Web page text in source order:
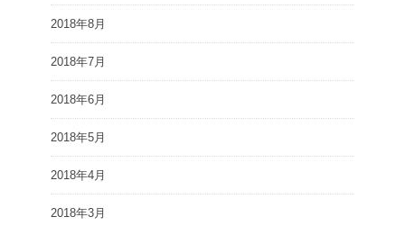
2018年8月
2018年7月
2018年6月
2018年5月
2018年4月
2018年3月